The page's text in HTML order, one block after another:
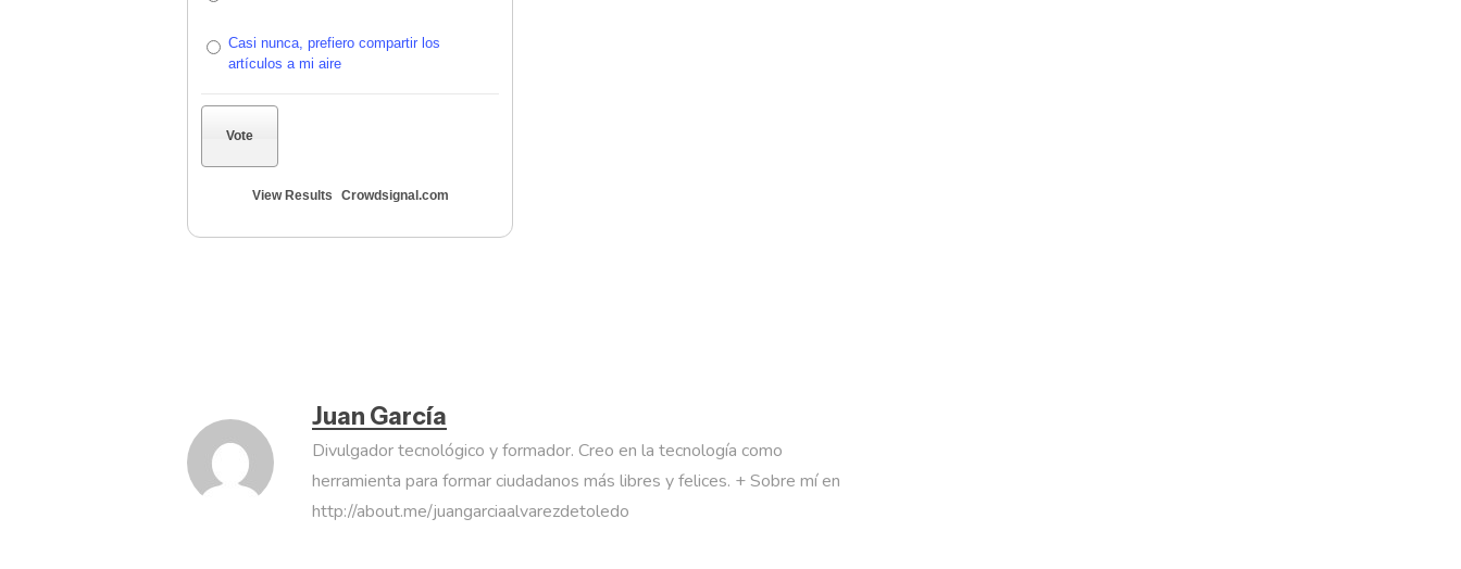
Hit enter to search or ESC to close
Casi nunca, prefiero compartir los
artículos a mi aire
Vote
View Results Crowdsignal.com
Juan García
Divulgador tecnológico y formador. Creo en la tecnología como
herramienta para formar ciudadanos más libres y felices. + Sobre mí en
http://about.me/juangarciaalvarezdetoledo